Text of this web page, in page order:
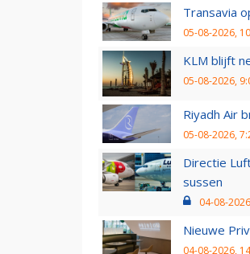
Transavia
05-08-2026,
KLM blijft
05-08-2026,
Riyadh Air
05-08-2026,
Directie
sussen
04-08-
Nieuwe
04-08-2026,